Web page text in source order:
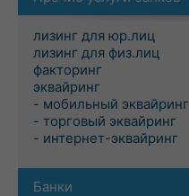
лизинг для юр.лиц
лизинг для физ.лиц
факторинг
эквайринг
- мобильный эквайринг
- торговый эквайринг
- интернет-эквайринг
Банки